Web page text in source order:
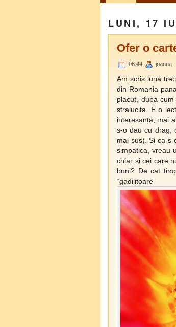
LUNI, 17
Ofer o
06:44 joanna
Am scris luna
din Romania
placut, dupa
stralucita. E o
interesanta, mai
s-o dau cu drag,
mai sus). Si ca
simpatica, vreau
chiar si cei care
buni? De cat